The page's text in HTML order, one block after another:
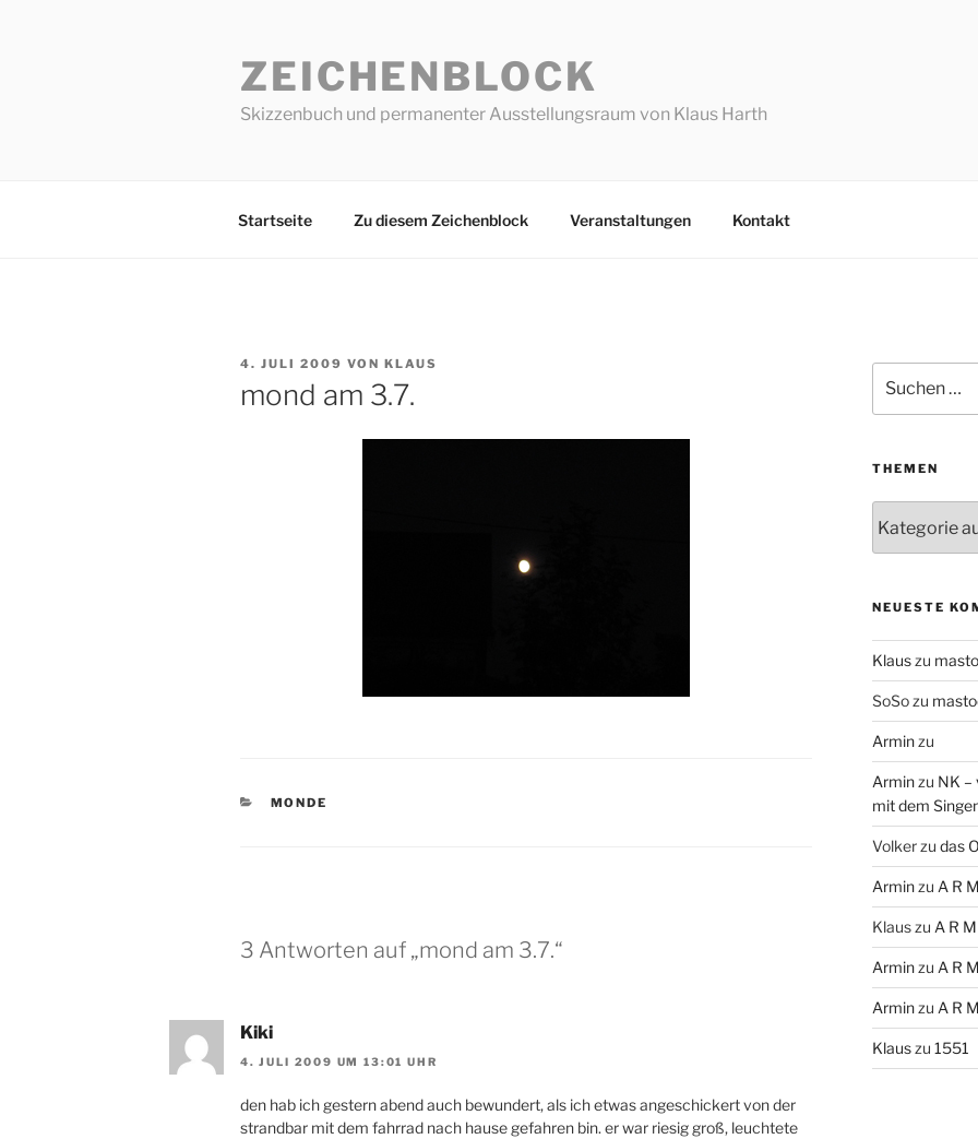
ZEICHENBLOCK
Skizzenbuch und permanenter Ausstellungsraum von Klaus Harth
Startseite Zu diesem Zeichenblock Veranstaltungen Kontakt
VERÖFFENTLICHT
4. JULI 2009 VON KLAUS
mond am 3.7.
KATEGORIEN
MONDE
3 Antworten auf „mond am 3.7.“
Kiki
4. JULI 2009 UM 13:01 UHR
den hab ich gestern abend auch bewundert, als ich etwas angeschickert von der
strandbar mit dem fahrrad nach hause gefahren bin. er war riesig groß, leuchtete
nach:
THEMEN
NEUESTE
Klauszu
SoSozu
Arminzu
Arminzu NK –
mit dem
Volkerzu das
Arminzu A R
Klauszu A R
Arminzu A R
Arminzu A R
Klauszu 1551